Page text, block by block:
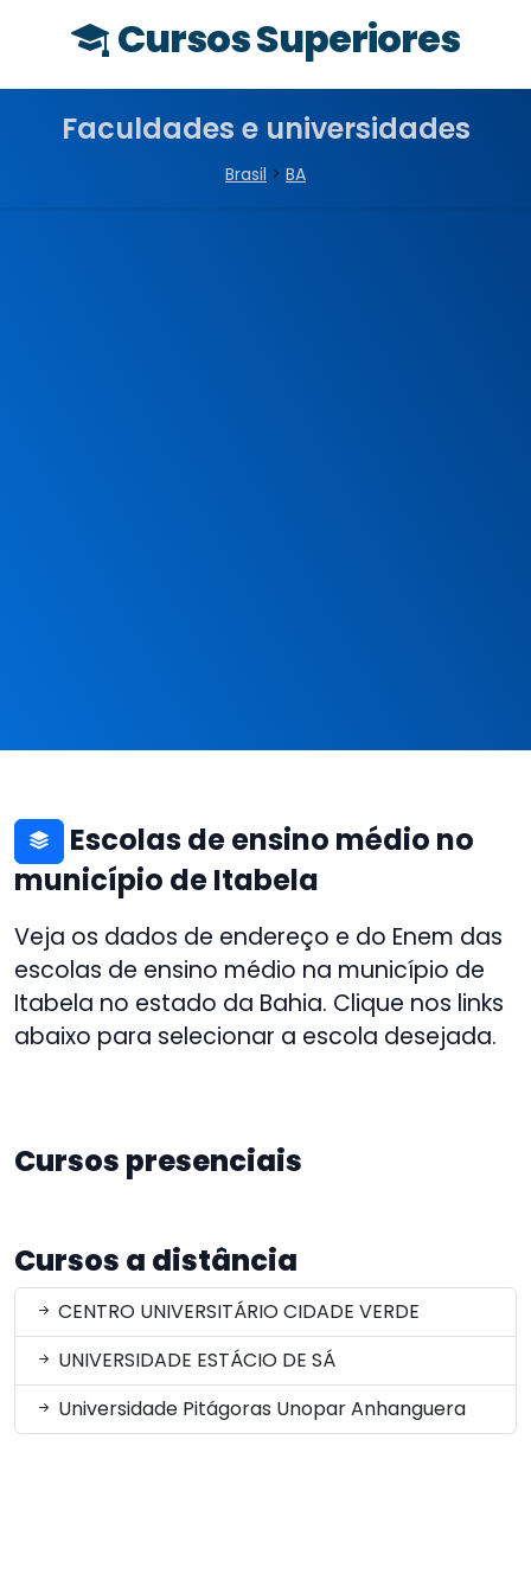
Cursos Superiores
Faculdades e universidades
Brasil > BA
Escolas de ensino médio no
município de Itabela
Veja os dados de endereço e do Enem das
escolas de ensino médio na município de
Itabela no estado da Bahia. Clique nos links
abaixo para selecionar a escola desejada.
Cursos presenciais
Cursos a distância
CENTRO UNIVERSITÁRIO CIDADE VERDE
UNIVERSIDADE ESTÁCIO DE SÁ
Universidade Pitágoras Unopar Anhanguera